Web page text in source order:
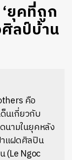
ยุคที่ถูก
ลป์บ้าน
คือ
นเกี่ยวกับ
นามในยุคหลัง
แฝดศิลปิน
(Le Ngoc